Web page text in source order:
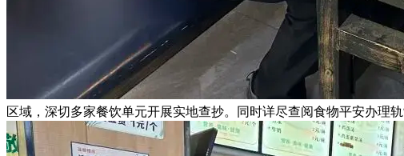
区域，深切多家餐饮单元开展实地查抄。同时详尽查阅食物平安办理